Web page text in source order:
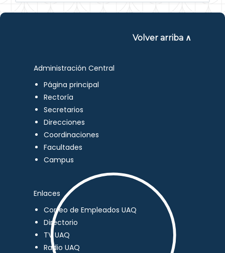
Volver arriba ∧
Administración Central
Página principal
Rectoría
Secretarios
Direcciones
Coordinaciones
Facultades
Campus
Enlaces
Correo de Empleados UAQ
Directorio
TV UAQ
Radio UAQ